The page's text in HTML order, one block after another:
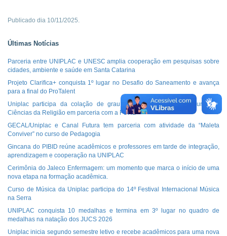
Publicado dia 10/11/2025.
Últimas Notícias
Parceria entre UNIPLAC e UNESC amplia cooperação em pesquisas sobre
cidades, ambiente e saúde em Santa Catarina
Projeto Clarifica+ conquista 1º lugar no Desafio do Saneamento e avança
para a final do ProTalent
Uniplac participa da colação de grau da segunda turma do curso de
Ciências da Religião em parceria com a FURB
GECAL/Uniplac e Canal Futura tem parceria com atividade da “Maleta
Conviver” no curso de Pedagogia
Gincana do PIBID reúne acadêmicos e professores em tarde de integração,
aprendizagem e cooperação na UNIPLAC
Cerimônia do Jaleco Enfermagem: um momento que marca o início de uma
nova etapa na formação acadêmica.
Curso de Música da Uniplac participa do 14º Festival Internacional Música
na Serra
UNIPLAC conquista 10 medalhas e termina em 3º lugar no quadro de
medalhas na natação dos JUCS 2026
Uniplac inicia segundo semestre letivo e recebe acadêmicos para uma nova